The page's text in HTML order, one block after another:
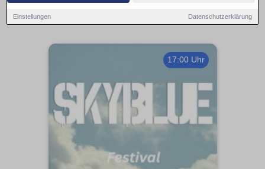
Einstellungen Datenschutzerklärung
17:00 Uhr